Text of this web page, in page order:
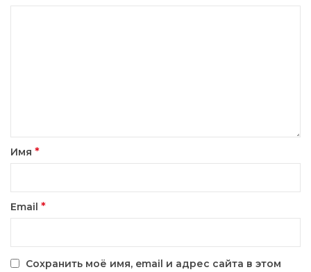
Имя *
Email *
Сохранить моё имя, email и адрес сайта в этом